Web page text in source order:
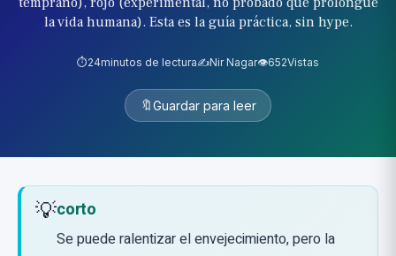
la vida humana). Esta es la guía práctica, sin hype.
⏱️24minutos de lectura✍️Nir Nagar👁️652Vistas
🔖Guardar para leer
💡corto
Se puede ralentizar el envejecimiento, pero la